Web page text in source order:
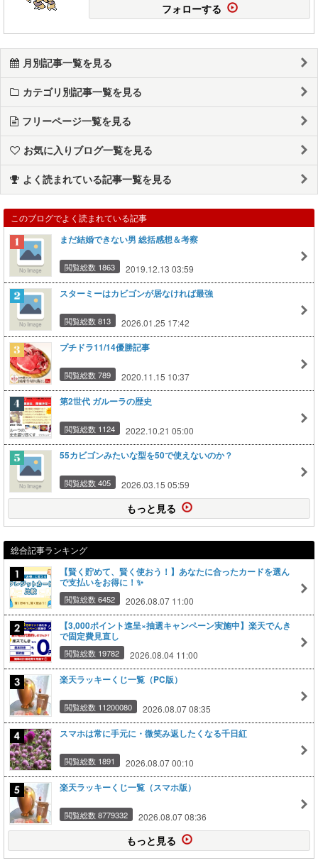
フォローする
月別記事一覧を見る
カテゴリ別記事一覧を見る
フリーページ一覧を見る
お気に入りブログ一覧を見る
よく読まれている記事一覧を見る
このブログでよく読まれている記事
まだ結婚できない男 総括感想＆考察
閲覧総数 1863 2019.12.13 03:59
スターミーはカビゴンが居なければ最強
閲覧総数 813 2026.01.25 17:42
プチドラ11/14優勝記事
閲覧総数 789 2020.11.15 10:37
第2世代 ガルーラの歴史
閲覧総数 1124 2022.10.21 05:00
55カビゴンみたいな型を50で使えないのか？
閲覧総数 405 2026.03.15 05:59
もっと見る
総合記事ランキング
【賢く貯めて、賢く使おう！】あなたに合ったカードを選ん
で支払いをお得に！✨
閲覧総数 6452 2026.08.07 11:00
【3,000ポイント進呈×抽選キャンペーン実施中】楽天でんき
で固定費見直し
閲覧総数 19782 2026.08.04 11:00
楽天ラッキーくじ一覧（PC版）
閲覧総数 11200080 2026.08.07 08:35
スマホは常に手元に・微笑み返したくなる千日紅
閲覧総数 1891 2026.08.07 00:10
楽天ラッキーくじ一覧（スマホ版）
閲覧総数 8779332 2026.08.07 08:36
もっと見る